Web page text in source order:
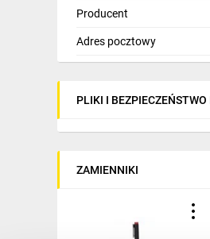
Producent
Adres pocztowy
PLIKI I BEZPIECZEŃSTWO
ZAMIENNIKI